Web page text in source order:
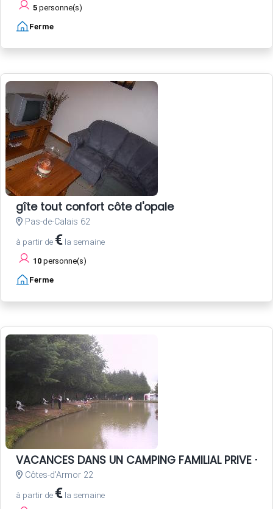
5 personne(s)
Ferme
gîte tout confort côte d'opale
Pas-de-Calais 62
à partir de € la semaine
10 personne(s)
Ferme
VACANCES DANS UN CAMPING FAMILIAL PRIVE -
Côtes-d'Armor 22
à partir de € la semaine